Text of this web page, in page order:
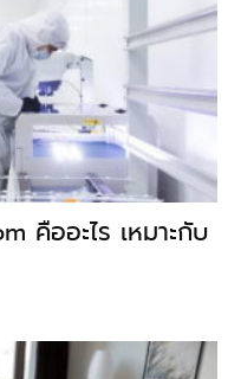
คืออะไร เหมาะกับ